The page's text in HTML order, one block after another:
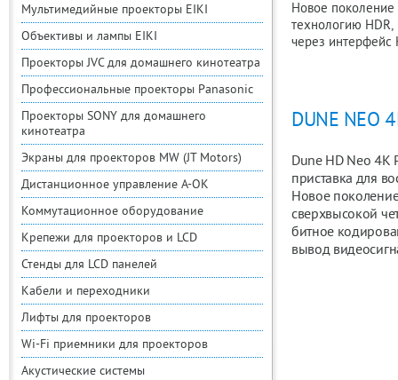
Мультимедийные проекторы EIKI
Объективы и лампы EIKI
Проекторы JVC для домашнего кинотеатра
Профессиональные проекторы Panasonic
Проекторы SONY для домашнего
кинотеатра
Экраны для проекторов MW (JT Motors)
Дистанционное управление A-OK
Коммутационное оборудование
Крепежи для проекторов и LCD
Стенды для LCD панелей
Кабели и переходники
Лифты для проекторов
Wi-Fi приемники для проекторов
Акустические системы
Новое поколение
технологию HDR,
через интерфейс
DUNE NEO
Dune HD Neo 4K
приставка для
Новое
сверхвысокой
битное
вывод